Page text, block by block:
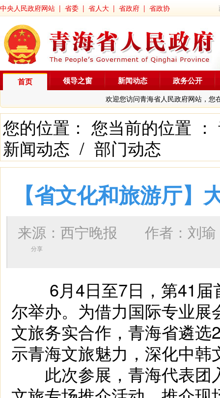
中央人民政府网站 | 省委 | 省人大 | 省政府 | 省政协
首页
欢迎您访问青海省人民政府网站，您
领导之窗 新闻动态 政务公开
您的位置： 您当前的位置 ：
新闻动态 / 部门动态
【省文化和旅游厅
来源：西宁晚报 作者： 刘瑜
分享
6月4日至7日，第41届
尔举办。为借力国际专业
文旅务实合作，青海省遴
示青海文旅魅力，深化中韩
此次参展，青海代表团